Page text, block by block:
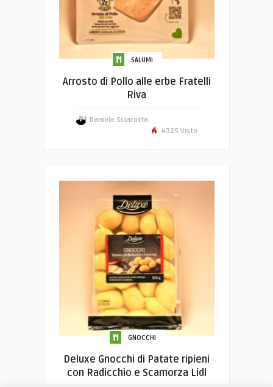
SALUMI
Arrosto di Pollo alle erbe Fratelli
Riva
Daniele Sciarotta
4325 Visto
GNOCCHI
Deluxe Gnocchi di Patate ripieni
con Radicchio e Scamorza Lidl